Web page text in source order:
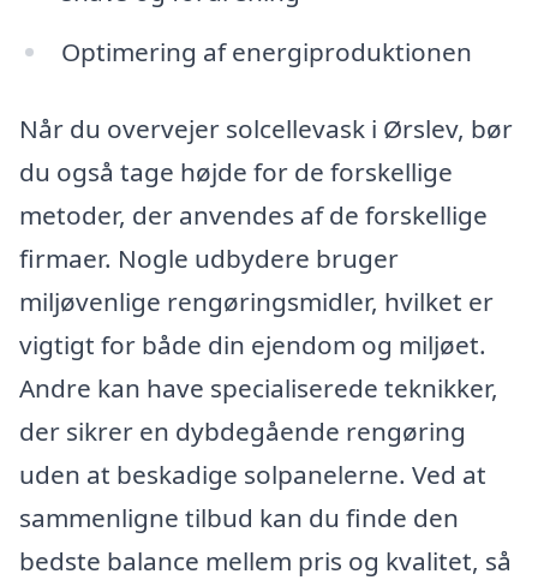
Optimering af energiproduktionen
Når du overvejer solcellevask i Ørslev, bør
du også tage højde for de forskellige
metoder, der anvendes af de forskellige
firmaer. Nogle udbydere bruger
miljøvenlige rengøringsmidler, hvilket er
vigtigt for både din ejendom og miljøet.
Andre kan have specialiserede teknikker,
der sikrer en dybdegående rengøring
uden at beskadige solpanelerne. Ved at
sammenligne tilbud kan du finde den
bedste balance mellem pris og kvalitet, så